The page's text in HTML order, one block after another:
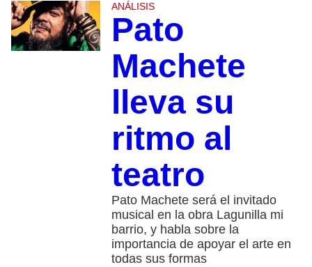
ANÁLISIS
Pato
Machete
lleva su
ritmo al
teatro
Pato Machete será el invitado
musical en la obra Lagunilla mi
barrio, y habla sobre la
importancia de apoyar el arte en
todas sus formas